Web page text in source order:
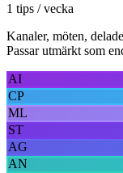
1 tips / vecka
Kanaler, möten,
Passar utmärkt som
AI
CP
ML
ST
AG
AN